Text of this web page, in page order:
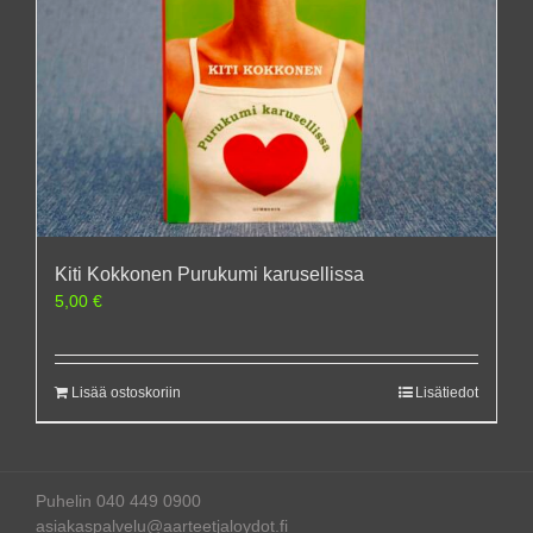
Kiti Kokkonen Purukumi karusellissa
5,00 €
Lisää ostoskoriin Lisätiedot
Puhelin 040 449 0900
asiakaspalvelu@aarteetjaloydot.fi